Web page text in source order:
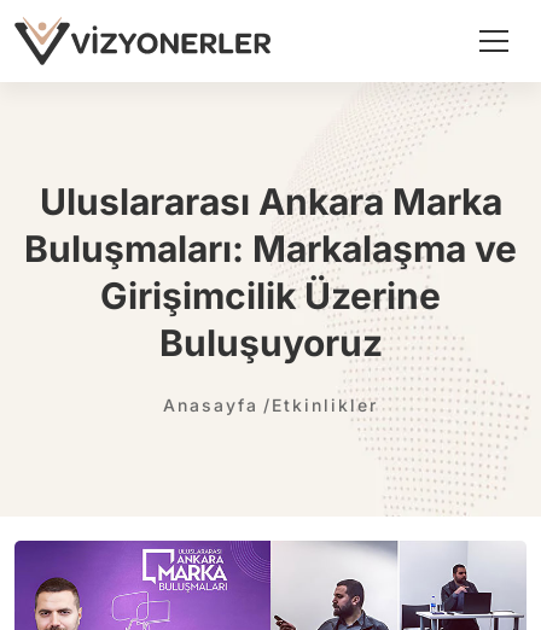
Uluslararası Ankara Marka
Buluşmaları: Markalaşma ve
Girişimcilik Üzerine
Buluşuyoruz
Anasayfa Etkinlikler